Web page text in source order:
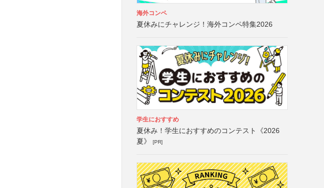
海外コンペ
夏休みにチャレンジ！海外コンペ特集2026
学生におすすめ
夏休み！学生におすすめのコンテスト《2026
夏》
[PR]